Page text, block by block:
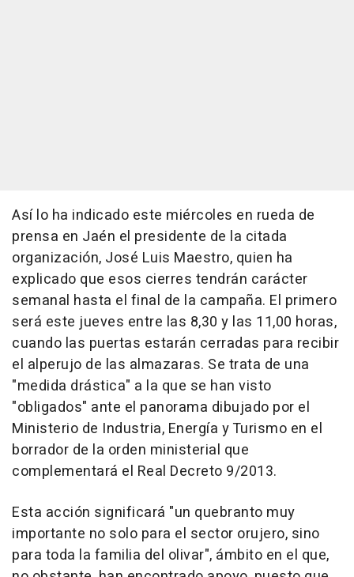
Así lo ha indicado este miércoles en rueda de
prensa en Jaén el presidente de la citada
organización, José Luis Maestro, quien ha
explicado que esos cierres tendrán carácter
semanal hasta el final de la campaña. El primero
será este jueves entre las 8,30 y las 11,00 horas,
cuando las puertas estarán cerradas para recibir
el alperujo de las almazaras. Se trata de una
"medida drástica" a la que se han visto
"obligados" ante el panorama dibujado por el
Ministerio de Industria, Energía y Turismo en el
borrador de la orden ministerial que
complementará el Real Decreto 9/2013.
Esta acción significará "un quebranto muy
importante no solo para el sector orujero, sino
para toda la familia del olivar", ámbito en el que,